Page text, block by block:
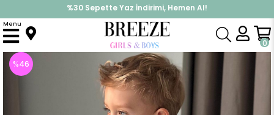
%30 Sepette Yaz İndirimi, Hemen Al!
İndirimlere ek %10 İndirimi Kap, Hemen Üye Ol!
0
Menu
Anasayfa Takımlar Eşofman Takımı
%46